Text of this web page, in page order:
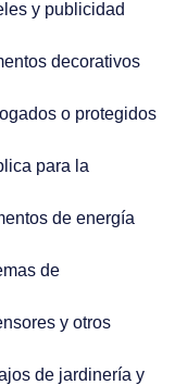
y publicidad
decorativos
o protegidos
para la
de energía
de
y otros
de jardinería y